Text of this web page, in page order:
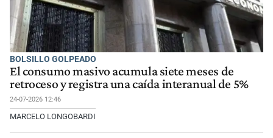
BOLSILLO GOLPEADO
El consumo masivo acumula siete meses de
retroceso y registra una caída interanual de 5%
24-07-2026 12:46
MARCELO LONGOBARDI